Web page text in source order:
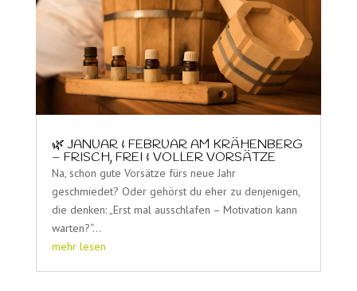
🌿 JANUAR & FEBRUAR AM KRÄHENBERG
– FRISCH, FREI & VOLLER VORSÄTZE
Na, schon gute Vorsätze fürs neue Jahr
geschmiedet? Oder gehörst du eher zu denjenigen,
die denken: „Erst mal ausschlafen – Motivation kann
warten?“...
mehr lesen